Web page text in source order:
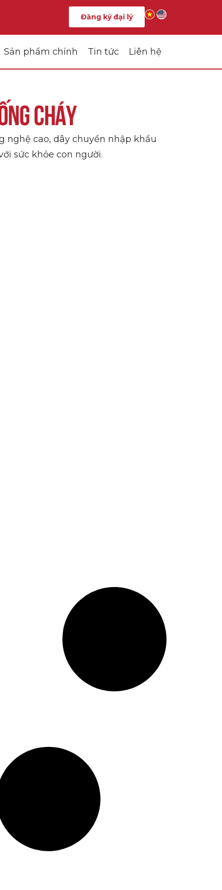
Đăng ký đại lý
Sản phẩm chính Tin tức Liên hệ
cháy
nghệ cao, dây chuyền nhập khẩu
sức khỏe con người.